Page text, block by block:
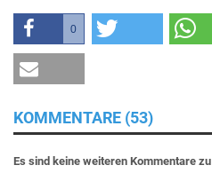
0
KOMMENTARE (53)
Es sind keine weiteren Kommentare